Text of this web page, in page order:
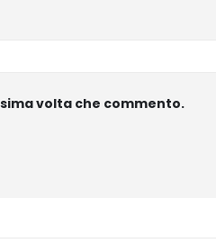
volta che commento.